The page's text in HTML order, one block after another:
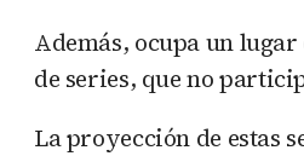
Además, ocupa un lugar
de series, que no
La proyección de estas